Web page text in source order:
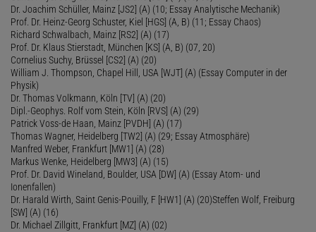
Dr. Joachim Schüller, Mainz [JS2] (A) (10; Essay Analytische Mechanik)
Prof. Dr. Heinz-Georg Schuster, Kiel [HGS] (A, B) (11; Essay Chaos)
Richard Schwalbach, Mainz [RS2] (A) (17)
Prof. Dr. Klaus Stierstadt, München [KS] (A, B) (07, 20)
Cornelius Suchy, Brüssel [CS2] (A) (20)
William J. Thompson, Chapel Hill, USA [WJT] (A) (Essay Computer in der
Physik)
Dr. Thomas Volkmann, Köln [TV] (A) (20)
Dipl.-Geophys. Rolf vom Stein, Köln [RVS] (A) (29)
Patrick Voss-de Haan, Mainz [PVDH] (A) (17)
Thomas Wagner, Heidelberg [TW2] (A) (29; Essay Atmosphäre)
Manfred Weber, Frankfurt [MW1] (A) (28)
Markus Wenke, Heidelberg [MW3] (A) (15)
Prof. Dr. David Wineland, Boulder, USA [DW] (A) (Essay Atom- und
Ionenfallen)
Dr. Harald Wirth, Saint Genis-Pouilly, F [HW1] (A) (20)Steffen Wolf, Freiburg
[SW] (A) (16)
Dr. Michael Zillgitt, Frankfurt [MZ] (A) (02)